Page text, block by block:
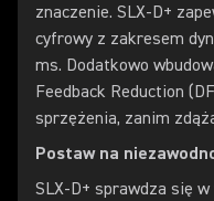
znaczenie. SLX-D+
cyfrowy z zakresem
ms. Dodatkowo
Feedback Reduction
sprzężenia, zanim
Postaw na
SLX-D+ sprawdza się